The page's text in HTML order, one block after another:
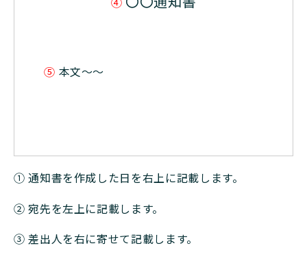
⑤ 本文〜〜
① 通知書を作成した日を右上に記載します。
② 宛先を左上に記載します。
③ 差出人を右に寄せて記載します。